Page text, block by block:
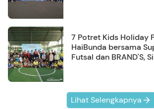
7 Potret Kids Holiday
HaiBunda bersama
Futsal dan BRAND'S,
Lihat Selengkapnya